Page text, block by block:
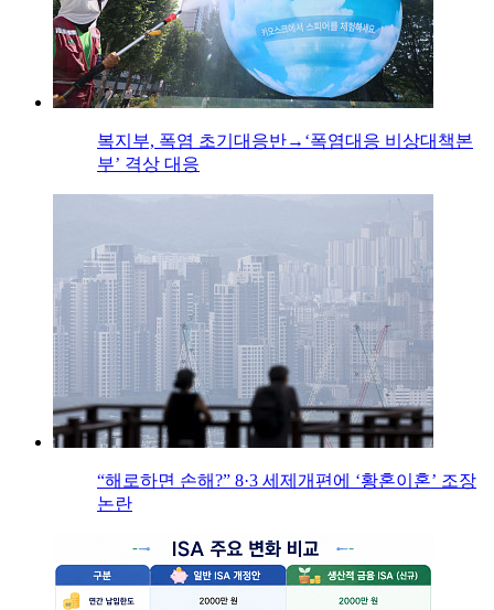
복지부, 폭염 초기대응반→‘폭염대응 비상대책본
부’ 격상 대응
“해로하면 손해?” 8·3 세제개편에 ‘황혼이혼’ 조장
논란